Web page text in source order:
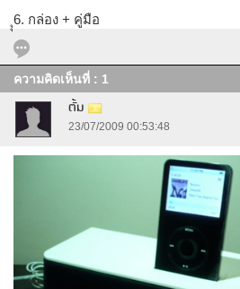
ุุ6. กล่อง + คู่มือ
ความคิดเห็นที่ : 1
ตั้ม
23/07/2009 00:53:48